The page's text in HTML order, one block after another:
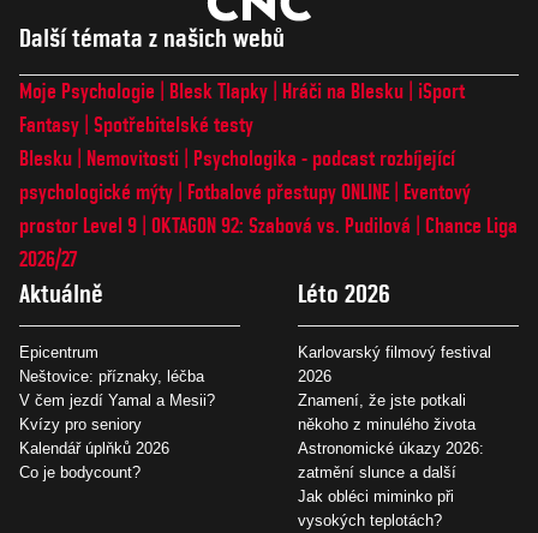
Další témata z našich webů
Moje Psychologie Blesk Tlapky Hráči na Blesku
iSport
Fantasy Spotřebitelské testy
Blesku
Nemovitosti
Psychologika - podcast rozbíjející
psychologické mýty
Fotbalové přestupy ONLINE
Eventový
prostor Level 9 OKTAGON 92: Szabová vs. Pudilová
Chance Liga
2026/27
Aktuálně
Epicentrum
Neštovice: příznaky, léčba
V čem jezdí Yamal a Mesii?
Kvízy pro seniory
Kalendář úplňků 2026
Co je bodycount?
Léto 2026
Karlovarský filmový festival
2026
Znamení, že jste potkali
někoho z minulého života
Astronomické úkazy 2026:
zatmění slunce a další
Jak obléci miminko při
vysokých teplotách?